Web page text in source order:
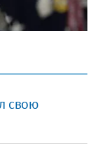
свою